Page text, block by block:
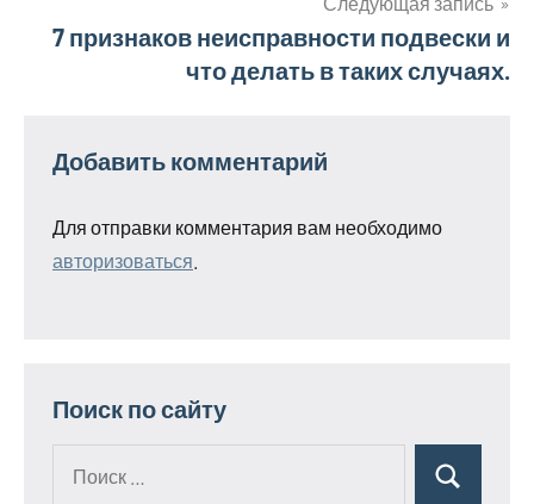
7 признаков неисправности подвески и
что делать в таких случаях.
Добавить комментарий
Для отправки комментария вам необходимо
авторизоваться
Поиск по сайту
Поиск